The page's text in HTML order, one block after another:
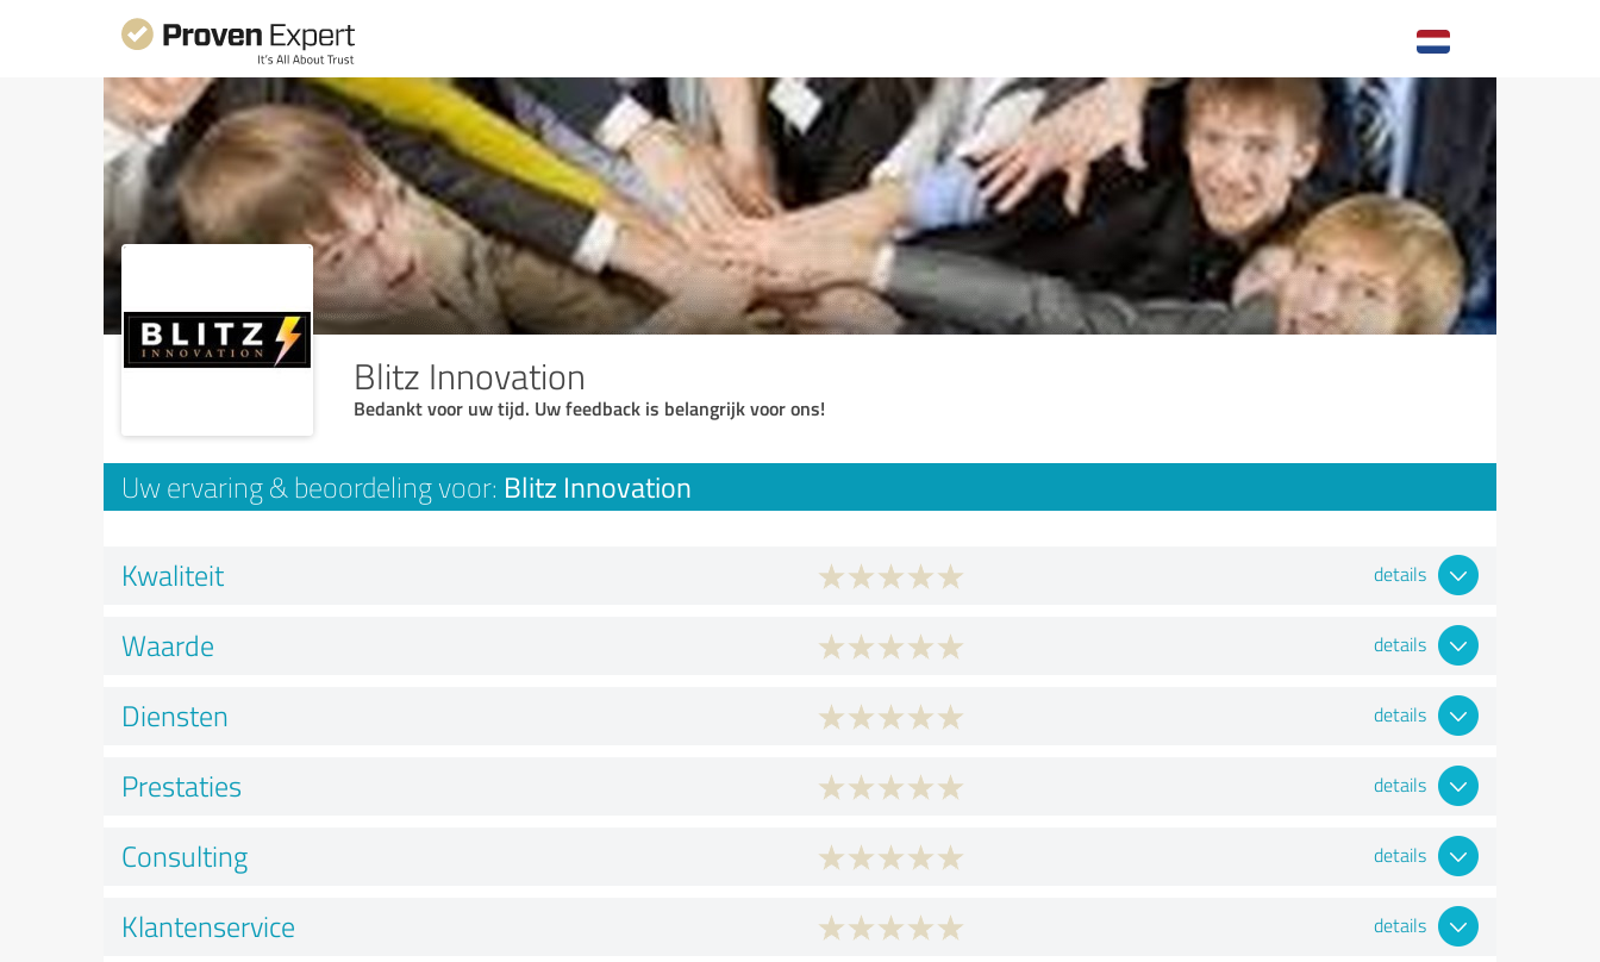
Blitz Innovation
Bedankt voor uw tijd. Uw feedback is belangrijk voor ons!
Uw ervaring & beoordeling voor: Blitz Innovation
Kwaliteit details
Waarde details
Diensten details
Prestaties details
Consulting details
Klantenservice details